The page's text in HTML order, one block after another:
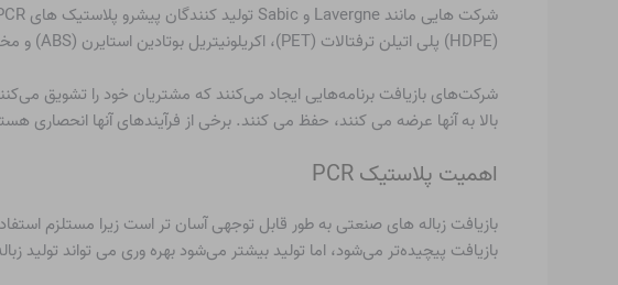
شرکت هایی مانند Lavergne و Sabic تولید کنندگان پیشرو پلاستیک های PCR مانند
(HDPE)
پلی اتیلن ترفتالات (PET) ، اکریلونیتریل بوتادین استایرن (ABS) و
شرکت‌های بازیافت برنامه‌هایی ایجاد می‌کنند که مشتریان خود را تشویق می‌کنند
بالا به آنها عرضه می کنند، حفظ می کنند. برخی از فرآیندهای آنها انحصاری
اهمیت پلاستیک PCR
بازیافت زباله های صنعتی به طور قابل توجهی آسان تر است زیرا مستلزم
بازیافت پیچیده‌تر می‌شود، اما تولید بیشتر می‌شود بهره وری می تواند تولید